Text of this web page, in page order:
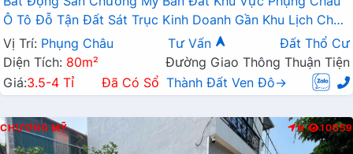
Ô Tô Đỗ Tận Đất Sát Trục Kinh Doanh Gần Khu Lịch Chùa
Trầm
Vị Trí: Phụng Châu Tư Vấn
Đất Thổ Cư
Diện Tích: 80m²
Đường Giao Thông Thuận Tiện
Giá:3.5-4 Tỉ Đã Có Sổ Thành Đất Ven Đô→
CHƯƠNG MỸ N 10659